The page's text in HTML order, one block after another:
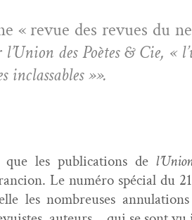
« revue des revues du
l’Union des Poètes & Cie,
inclassables »».
que les pub­li­ca­tions de
Le numéro spé­cial du
les nom­breuses